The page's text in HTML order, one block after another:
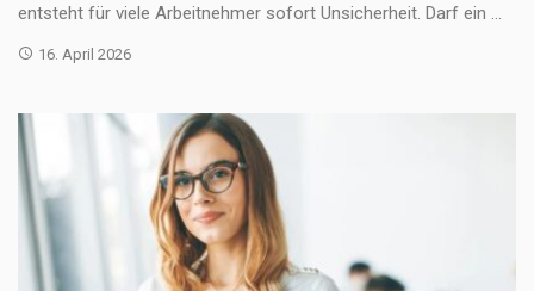
entsteht für viele Arbeitnehmer sofort Unsicherheit. Darf ein ...
16. April 2026